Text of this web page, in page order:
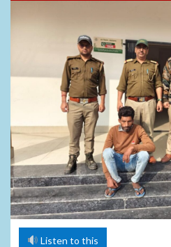
Listen to this